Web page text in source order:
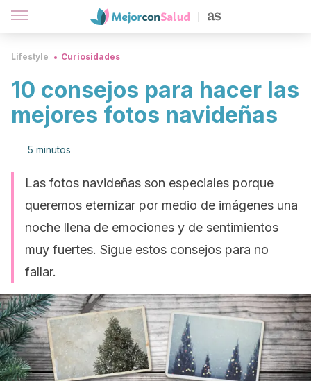
Lifestyle Curiosidades
10 consejos para hacer las
mejores fotos navideñas
5 minutos
Las fotos navideñas son especiales porque
queremos eternizar por medio de imágenes una
noche llena de emociones y de sentimientos
muy fuertes. Sigue estos consejos para no
fallar.